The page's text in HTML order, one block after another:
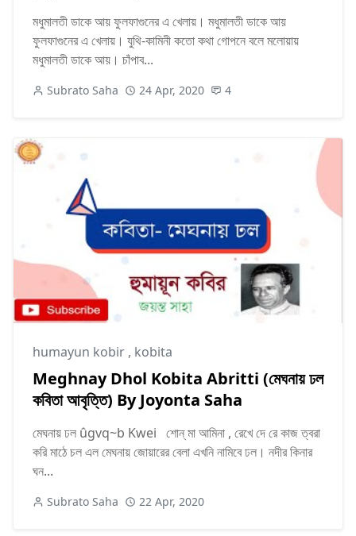
মধুমালতী ডাকে আয় ফুলফাগুনের এ খেলায়। মধুমালতী ডাকে আয়
ফুলফাগুনের এ খেলায়। যুথি-কামিনী কতো কথা গোপনে বলে মলোয়ায়
মধুমালতী ডাকে আয়। চাঁপাব...
Subrato Saha 24 Apr, 2020 4
humayun kobir , kobita
Meghnay Dhol Kobita Abritti (মেঘনায় ঢল
কবিতা আবৃত্তি) By Joyonta Saha
মেঘনায় ঢল ûgvq~b Kwei শোন্ মা আমিনা , রেখে দে রে কাজ ত্বরা
করি মাঠে চল এল মেঘনায় জোয়ারের বেলা এখনি নামিবে ঢল। নদীর কিনার
ঘন...
Subrato Saha 22 Apr, 2020